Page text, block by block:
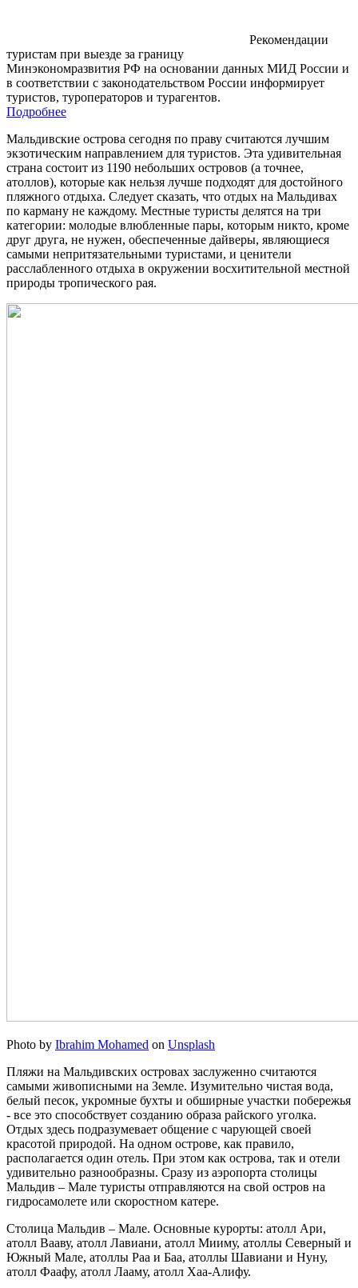
Рекомендации
туристам при выезде за границу
Минэкономразвития РФ на основании данных МИД России и
в соответствии с законодательством России информирует
туристов, туроператоров и турагентов.
Подробнее
Мальдивские острова сегодня по праву считаются лучшим
экзотическим направлением для туристов. Эта удивительная
страна состоит из 1190 небольших островов (а точнее,
атоллов), которые как нельзя лучше подходят для достойного
пляжного отдыха. Следует сказать, что отдых на Мальдивах
по карману не каждому. Местные туристы делятся на три
категории: молодые влюбленные пары, которым никто, кроме
друг друга, не нужен, обеспеченные дайверы, являющиеся
самыми непритязательными туристами, и ценители
расслабленного отдыха в окружении восхитительной местной
природы тропического рая.
Photo by Ibrahim Mohamed on Unsplash
Пляжи на Мальдивских островах заслуженно считаются
самыми живописными на Земле. Изумительно чистая вода,
белый песок, укромные бухты и обширные участки побережья
- все это способствует созданию образа райского уголка.
Отдых здесь подразумевает общение с чарующей своей
красотой природой. На одном острове, как правило,
располагается один отель. При этом как острова, так и отели
удивительно разнообразны. Сразу из аэропорта столицы
Мальдив – Мале туристы отправляются на свой остров на
гидросамолете или скоростном катере.
Столица Мальдив – Мале. Основные курорты: атолл Ари,
атолл Вааву, атолл Лавиани, атолл Мииму, атоллы Северный и
Южный Мале, атоллы Раа и Баа, атоллы Шавиани и Нуну,
атолл Фаафу, атолл Лааму, атолл Хаа-Алифу.